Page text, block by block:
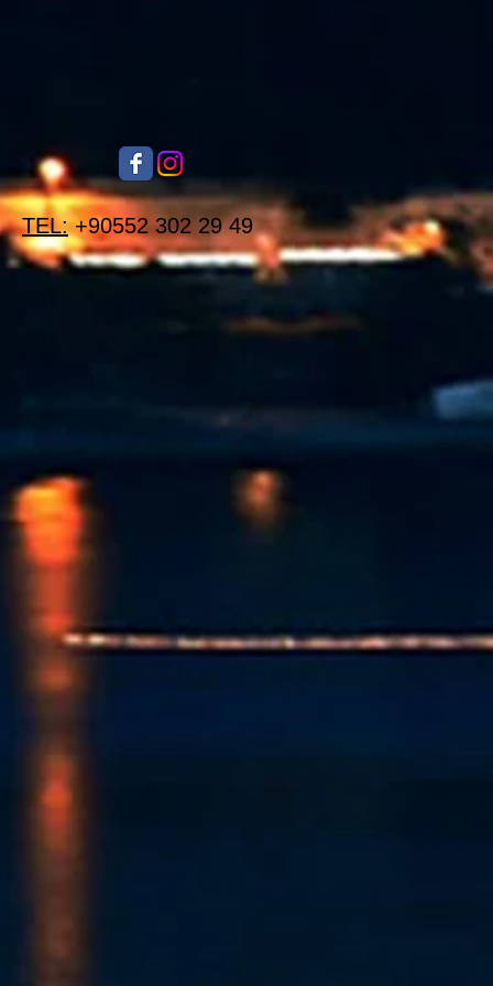
TEL:+90552 302 29 49